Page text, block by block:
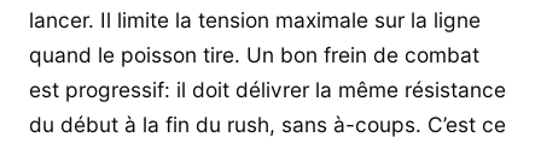
lancer. Il limite la tension maximale sur la ligne
quand le poisson tire. Un bon frein de combat
est progressif: il doit délivrer la même résistance
du début à la fin du rush, sans à-coups. C’est ce